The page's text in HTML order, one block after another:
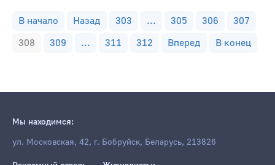
В начало Назад 303 ... 305 306
307
308
309 ... 311 312 Вперед В конец
Мы находимся:
ул. Московская, 42, г. Бобруйск, Беларусь, 213826